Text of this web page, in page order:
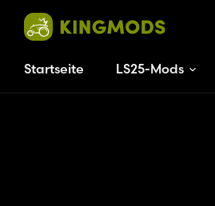
Startseite LS25-Mods